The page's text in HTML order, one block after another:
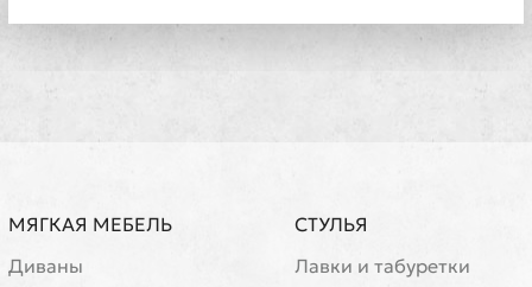
МЯГКАЯ МЕБЕЛЬ
Диваны
СТУЛЬЯ
Лавки и табуретки